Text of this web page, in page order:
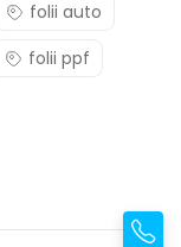
folii auto
folii ppf